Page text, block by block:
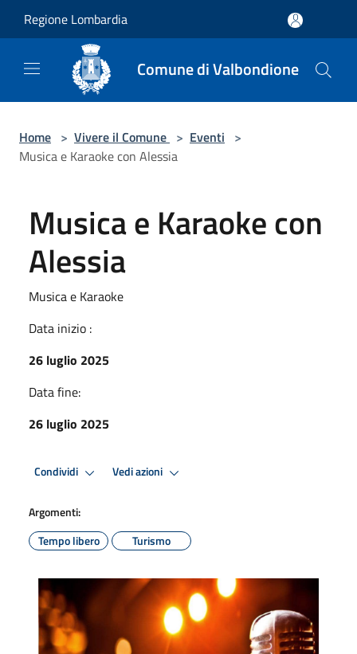
Regione Lombardia
Comune di Valbondione
Home > Vivere il Comune > Eventi >
Musica e Karaoke con Alessia
Musica e Karaoke con
Alessia
Musica e Karaoke
Data inizio :
26 luglio 2025
Data fine:
26 luglio 2025
Condividi Vedi azioni
Argomenti:
Tempo libero
Turismo